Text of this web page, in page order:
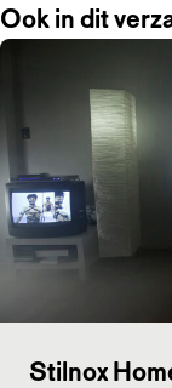
Ook in dit
Stilnox